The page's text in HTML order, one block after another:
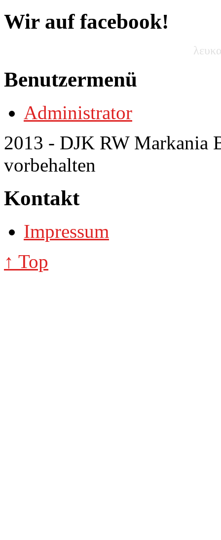
Wir auf facebook!
Benutzermenü
Administrator
2013 - DJK RW Markania
vorbehalten
Kontakt
Impressum
↑ Top